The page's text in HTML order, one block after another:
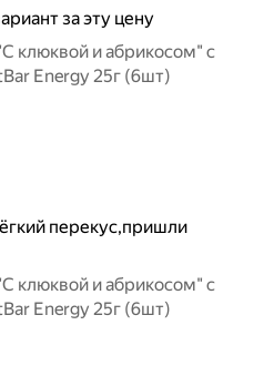
за эту цену
клюквой и абрикосом" с
Energy 25г (6шт)
перекус,пришли
клюквой и абрикосом" с
Energy 25г (6шт)